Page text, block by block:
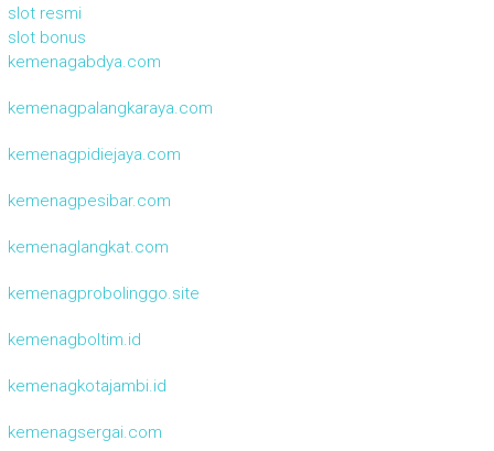
slot resmi
slot bonus
kemenagabdya.com
kemenagpalangkaraya.com
kemenagpidiejaya.com
kemenagpesibar.com
kemenaglangkat.com
kemenagprobolinggo.site
kemenagboltim.id
kemenagkotajambi.id
kemenagsergai.com